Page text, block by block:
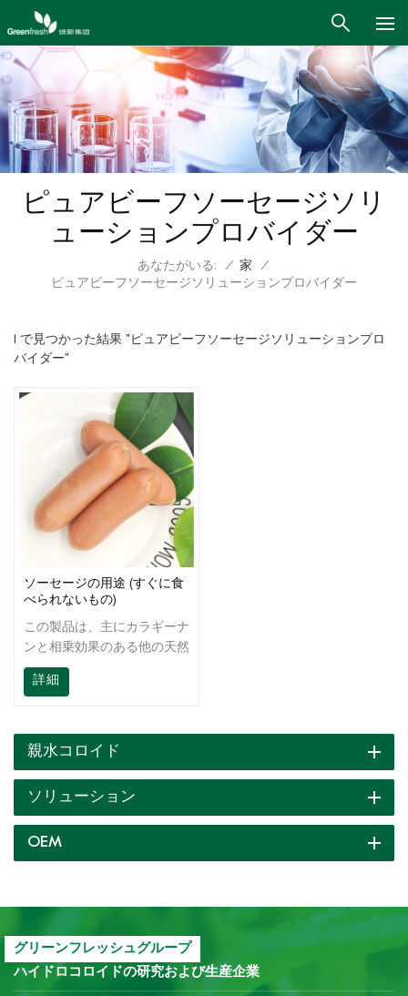
ピュアビーフソーセージソリ
ューションプロバイダー
あなたがいる: / 家
/
ピュアビーフソーセージソリューションプロバイダー
1 で見つかった結果 "ピュアビーフソーセージソリューションプロ
バイダー"
ソーセージの用途 (すぐに食
べられないもの)
この製品は、主にカラギーナ
ンと相乗効果のある他の天然
コロイドから作られていま
す。ゲル化、増粘、乳化、保
成分との強力な結合能力があ
性、脆さを高め、改善するこ
とができます デンプンの凍
結融解耐性。
詳細
親水コロイド
ソリューション
OEM
グリーンフレッシュグループ
ハイドロコロイドの研究および生産企業